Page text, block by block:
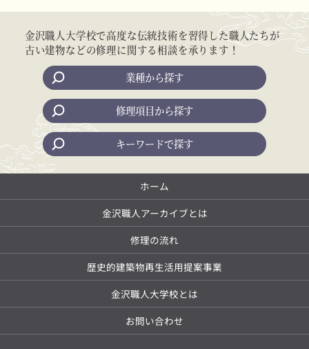
金沢職人大学校で高度な伝統技術を習得した職人たちが
古い建物などの修理に関する相談を承ります！
業種から探す
修理項目から探す
キーワードで探す
ホーム
金沢職人アーカイブとは
修理の流れ
歴史的建築物再生活用提案事業
金沢職人大学校とは
お問い合わせ